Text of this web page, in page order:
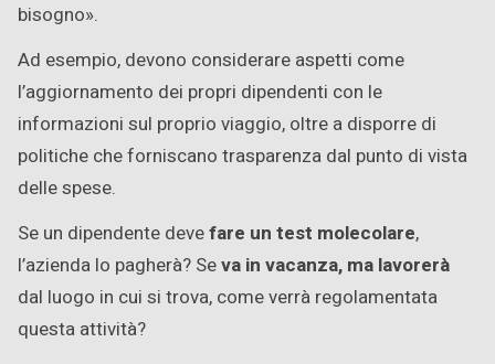
bisogno».
Ad esempio, devono considerare aspetti come
l’aggiornamento dei propri dipendenti con le
informazioni sul proprio viaggio, oltre a disporre di
politiche che forniscano trasparenza dal punto di vista
delle spese.
Se un dipendente devefare un test molecolare,
l’azienda lo pagherà? Seva in vacanza, ma lavorerà
dal luogo in cui si trova, come verrà regolamentata
questa attività?